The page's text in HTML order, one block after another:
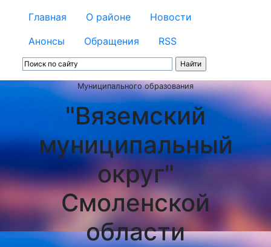
Главная О районе
Новости
Анонсы
Обращения RSS
Муниципального образования
"Вяземский
муниципальный
округ"
Смоленской
области